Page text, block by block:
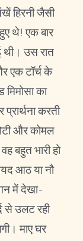
हिरनी जैसी
थे! एक बार
थी। उस रात
एक टॉर्च के
का
करती
और कोमल
बहुत भारी हो
आठ या नौ
में देखा-
उलट रही
माए घर